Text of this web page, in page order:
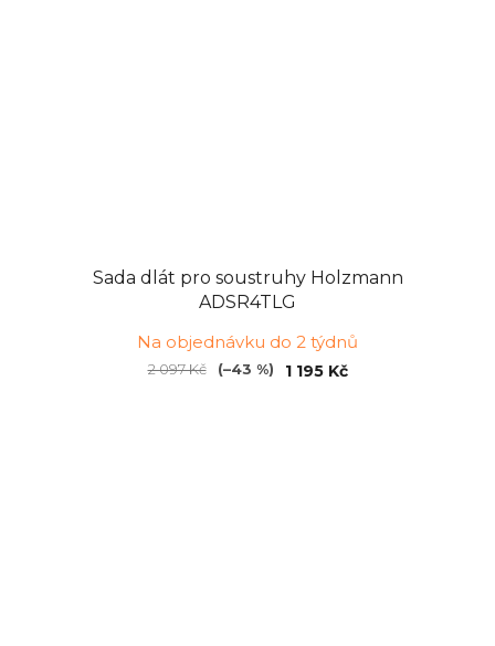
Sada dlát pro soustruhy Holzmann
ADSR4TLG
Na objednávku do 2 týdnů
1 195 Kč
2 097 Kč (–43 %)